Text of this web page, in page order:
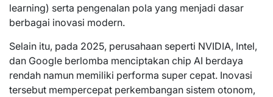
learning) serta pengenalan pola yang menjadi dasar
berbagai inovasi modern.
Selain itu, pada 2025, perusahaan seperti NVIDIA, Intel,
dan Google berlomba menciptakan chip AI berdaya
rendah namun memiliki performa super cepat. Inovasi
tersebut mempercepat perkembangan sistem otonom,